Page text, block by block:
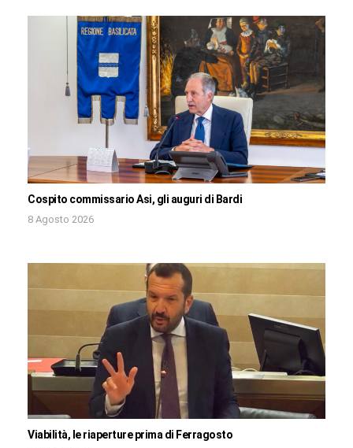
Cospito commissario Asi, gli auguri di Bardi
8 Agosto 2026
Viabilità, le riaperture prima di Ferragosto